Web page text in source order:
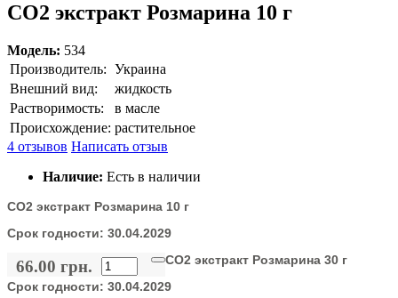
СО2 экстракт Розмарина 10 г
Модель: 534
Производитель: Украина
Внешний вид:
жидкость
Растворимость:
в масле
Происхождение: растительное
4 отзывов Написать отзыв
Наличие: Есть в наличии
СО2 экстракт Розмарина 10 г
Срок годности: 30.04.2029
66.00 грн.
СО2 экстракт Розмарина 30 г
Срок годности: 30.04.2029